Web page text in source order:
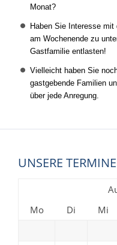
Monat?
Haben Sie Interesse
am Wochenende zu
Gastfamilie entlasten!
Vielleicht haben Sie
gastgebende Familien
über jede Anregung.
UNSERE TERMINE
Mo
Di Mi